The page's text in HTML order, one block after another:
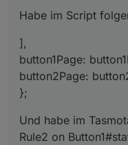
Habe im Script
],
button1Page:
button2Page:
};
Und habe im
Rule2 on